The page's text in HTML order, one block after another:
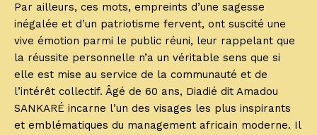
Par ailleurs, ces mots, empreints d’une sagesse
inégalée et d’un patriotisme fervent, ont suscité une
vive émotion parmi le public réuni, leur rappelant que
la réussite personnelle n’a un véritable sens que si
elle est mise au service de la communauté et de
l’intérêt collectif. Âgé de 60 ans, Diadié dit Amadou
SANKARÉ incarne l’un des visages les plus inspirants
et emblématiques du management africain moderne. Il